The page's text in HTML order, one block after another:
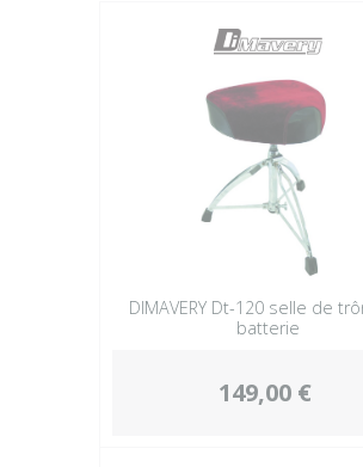
Plus
DIMAVERY Dt-120 selle de
batterie
149,00 €